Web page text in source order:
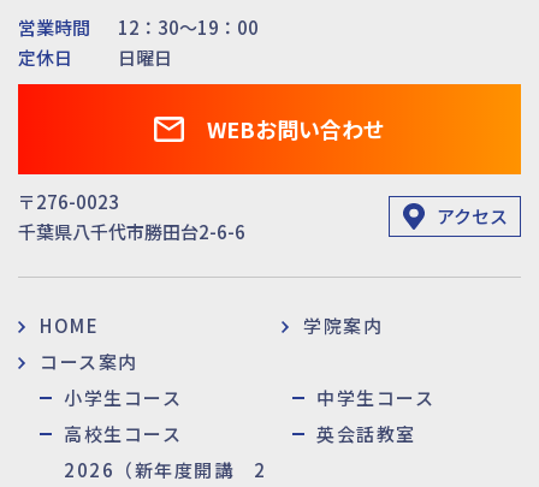
営業時間
12：30～19：00
定休日
日曜日
WEBお問い合わせ
〒276-0023
千葉県八千代市勝田台2-6-6
アクセス
HOME
学院案内
コース案内
小学生コース
中学生コース
高校生コース
2026（新年度開講 2
英会話教室